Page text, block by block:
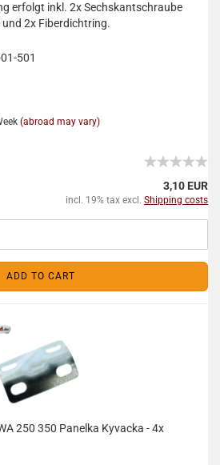
erfolgt inkl. 2x Sechskantschraube
2x Fiberdichtring.
501
(abroad may vary)
3,10 EUR
incl. 19% tax excl. Shipping costs
ADD TO CART
250 350 Panelka Kyvacka - 4x